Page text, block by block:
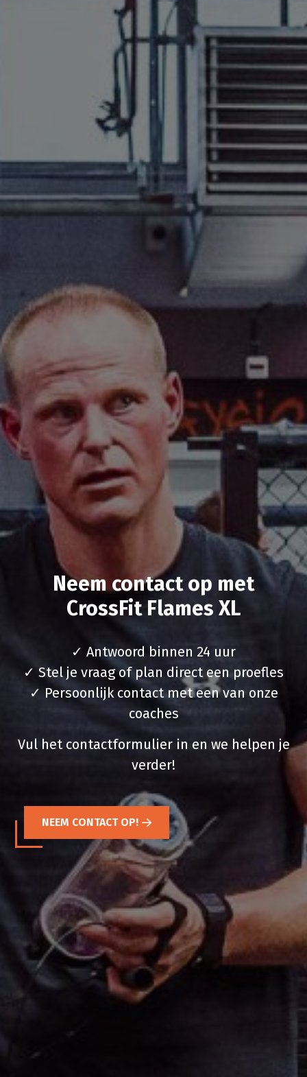
Neem contact op met
CrossFit Flames XL
✓ Antwoord binnen 24 uur
✓ Stel je vraag of plan direct een proefles
✓ Persoonlijk contact met een van onze
coaches
Vul het contactformulier in en we helpen je
verder!
NEEM CONTACT OP!